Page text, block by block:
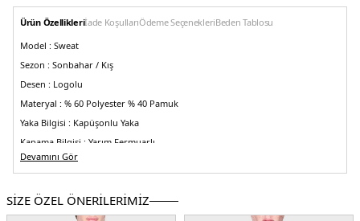
Ürün Özellikleriİade KoşullarıÖdeme SeçenekleriBeden Tablosu
Model : Sweat
Sezon : Sonbahar / Kış
Desen : Logolu
Materyal : % 60 Polyester % 40 Pamuk
Yaka Bilgisi : Kapüşonlu Yaka
Kapama Bilgisi : Yarım Fermuarlı
Kol Bilgisi :Uzun Kol
Üretim Yeri :Kamboçya
5DK1XM001355AF16259F8039.18
Devamını Gör
SİZE ÖZEL ÖNERİLERİMİZ